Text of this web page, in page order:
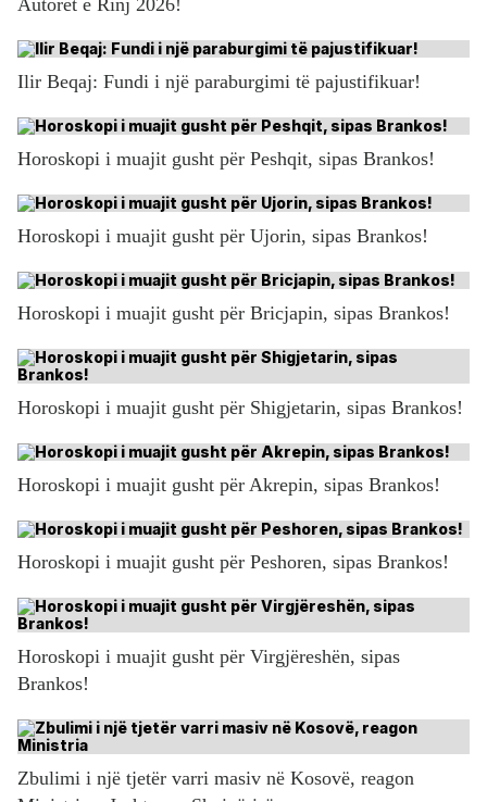
Ilir Beqaj: Fundi i një paraburgimi të pajustifikuar!
Horoskopi i muajit gusht për Peshqit, sipas Brankos!
Horoskopi i muajit gusht për Ujorin, sipas Brankos!
Horoskopi i muajit gusht për Bricjapin, sipas Brankos!
Horoskopi i muajit gusht për Shigjetarin, sipas Brankos!
Horoskopi i muajit gusht për Akrepin, sipas Brankos!
Horoskopi i muajit gusht për Peshoren, sipas Brankos!
Horoskopi i muajit gusht për Virgjëreshën, sipas
Brankos!
Zbulimi i një tjetër varri masiv në Kosovë, reagon